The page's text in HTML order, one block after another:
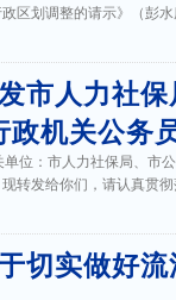
区划调整的请示》（彭
市人力社
机关公务
位：市人力社保局、市
转发给你们，请认真贯
切实做好